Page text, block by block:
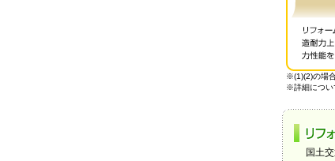
※(1)(2)の場
※詳細につい
国土